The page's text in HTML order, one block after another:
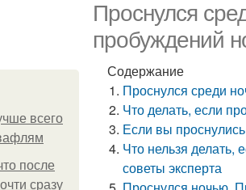
Проснулся
пробуждений
всего
после
сразу
Содержание
Проснулся среди
Что делать, если
Если вы
Что нельзя делать,
советы эксперта